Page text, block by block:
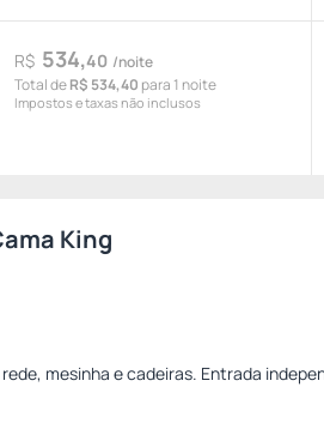
R$ 534,40 /noite
Total deR$ 534,40 para 1 noite
Impostos e taxas não inclusos
King
mesinha e cadeiras. Entrada